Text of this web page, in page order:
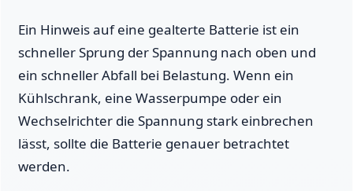
Ein Hinweis auf eine gealterte Batterie ist ein
schneller Sprung der Spannung nach oben und
ein schneller Abfall bei Belastung. Wenn ein
Kühlschrank, eine Wasserpumpe oder ein
Wechselrichter die Spannung stark einbrechen
lässt, sollte die Batterie genauer betrachtet
werden.